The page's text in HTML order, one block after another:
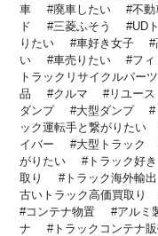
車
廃車したい 不動
ド
三菱ふそう UD
りたい
車好き女子
い
車売りたい フィ
トラックリサイクルパーツ
品
クルマ リユース
ダンプ
大型ダンプ
ック運転手と繋がりたい
イバー
大型トラック
がりたい
トラック好き
取り
トラック海外輸出
古いトラック高価買取り
コンテナ物置
アルミ
ナ
トラックコンテナ